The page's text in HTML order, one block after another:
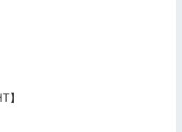
】